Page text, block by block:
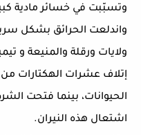
وتسبّبت في خسائر مادية
واندلعت الحرائق بشكل
ولايات ورقلة والمنيعة و
إتلاف عشرات الهكتارات
الحيوانات، بينما فتحت
اشتعال هذه النيران.